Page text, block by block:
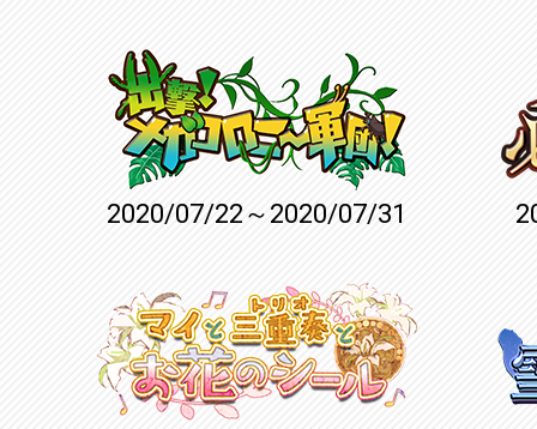
2020/07/22～2020/07/31